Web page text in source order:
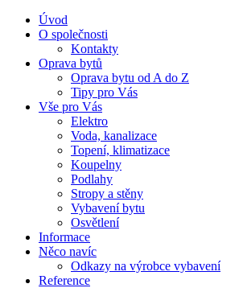
Úvod
O společnosti
Kontakty
Oprava bytů
Oprava bytu od A do Z
Tipy pro Vás
Vše pro Vás
Elektro
Voda, kanalizace
Topení, klimatizace
Koupelny
Podlahy
Stropy a stěny
Vybavení bytu
Osvětlení
Informace
Něco navíc
Odkazy na výrobce vybavení
Reference